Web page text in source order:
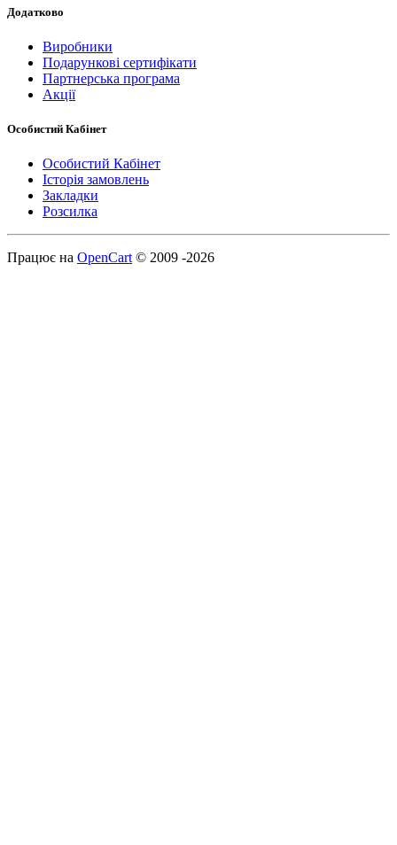
Додатково
Виробники
Подарункові сертифікати
Партнерська програма
Акції
Особистий Кабінет
Особистий Кабінет
Історія замовлень
Закладки
Розсилка
Працює на OpenCart © 2009 -2026